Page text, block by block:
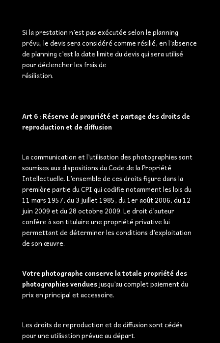
Si la prestation n’est pas exécutée selon le planning
prévu, le devis sera considéré comme résilié, en l’absence
de planning c’est la date limite du devis qui sera utilisé
pour déclencher les frais de
résiliation.
Art 6 : Réserve de propriété et partage des droits de
reproduction et de diffusion
La communication et l’utilisation des photographies sont
soumises aux dispositions du Code de la Propriété
Intellectuelle. L’ensemble de ces droits figure dans la
première partie du CPI qui codifie notamment les lois du
11 mars 1957, du 3 juillet 1985, du 1er août 2006, du 12
juin 2009 et du 28 octobre 2009. Le droit d’auteur
confère à son titulaire une propriété privative lui
permettant de déterminer les conditions d’exploitation
de son œuvre.
Votre photographe conserve la totale propriété des
photographies venduesjusqu’au complet paiement du
prix en principal et accessoire.
Les droits de reproduction et de diffusion sont cédés
pour une utilisation prévue au départ.